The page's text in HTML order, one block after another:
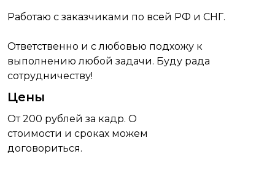
Работаю с заказчиками по всей РФ и СНГ.
Ответственно и с любовью подхожу к
выполнению любой задачи. Буду рада
сотрудничеству!
Цены
От 200 рублей за кадр. О
стоимости и сроках можем
договориться.